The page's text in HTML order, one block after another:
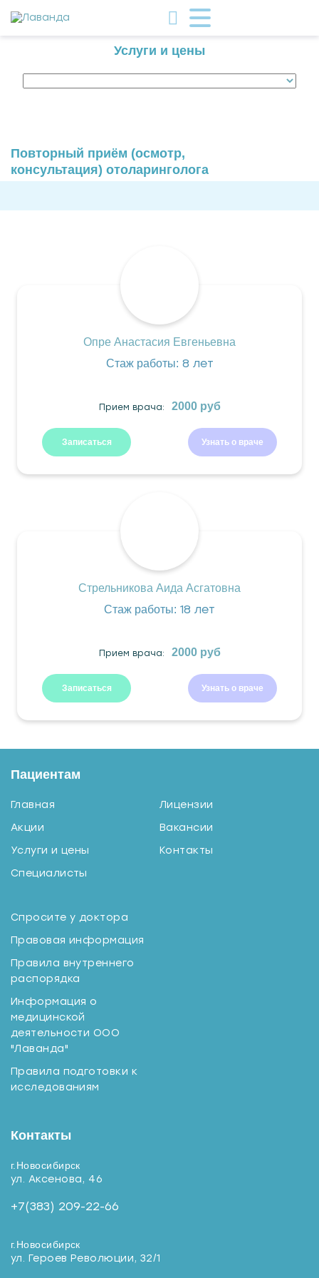
Услуги и цены
Повторный приём (осмотр,
консультация) отоларинголога
Опре Анастасия Евгеньевна
Стаж работы: 8 лет
Прием врача: 2000 руб
Записаться Узнать о враче
Стрельникова Аида Асгатовна
Стаж работы: 18 лет
Прием врача: 2000 руб
Записаться Узнать о враче
Пациентам
Главная
Акции
Услуги и цены
Специалисты
Лицензии
Вакансии
Контакты
Спросите у доктора
Правовая информация
Правила внутреннего
распорядка
Информация о
медицинской
деятельности ООО
"Лаванда"
Правила подготовки к
исследованиям
Контакты
г.Новосибирск
ул. Аксенова, 46
+7(383) 209-22-66
г.Новосибирск
ул. Героев Революции, 32/1